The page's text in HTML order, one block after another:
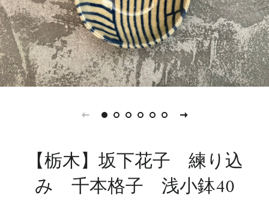
【栃木】坂下花子 練り込
み 千本格子 浅小鉢40